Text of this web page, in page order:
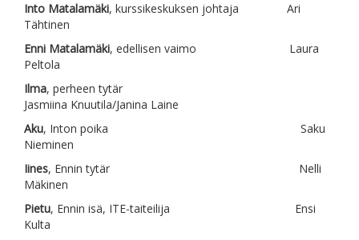
Into Matalamäki, kurssikeskuksen johtaja Ari
Tähtinen
Enni Matalamäki, edellisen vaimo Laura
Peltola
Ilma, perheen tytär
Jasmiina Knuutila/Janina Laine
Aku, Inton poika Saku
Nieminen
Iines, Ennin tytär Nelli
Mäkinen
Pietu, Ennin isä, ITE-taiteilija Ensi
Kulta